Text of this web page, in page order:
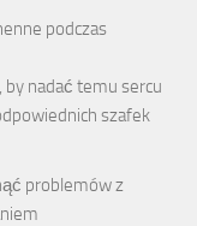
podczas
by nadać temu sercu
szafek
problemów z